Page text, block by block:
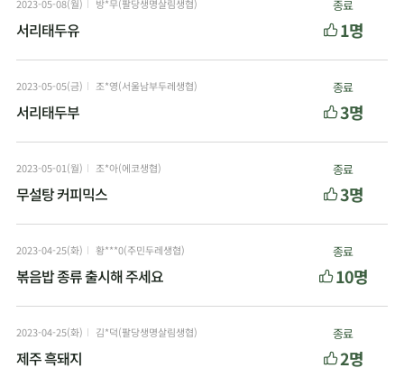
2023-05-08(월) 방*무(팔당생명살림생협)
서리태두유
종료
1명
2023-05-05(금) 조*영(서울남부두레생협)
서리태두부
종료
3명
2023-05-01(월) 조*아(에코생협)
무설탕 커피믹스
종료
3명
2023-04-25(화) 황***0(주민두레생협)
볶음밥 종류 출시해 주세요
종료
10명
2023-04-25(화) 김*덕(팔당생명살림생협)
제주 흑돼지
종료
2명